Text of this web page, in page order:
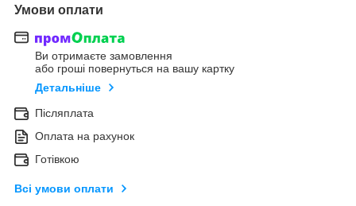
Умови оплати
Ви отримаєте замовлення
або гроші повернуться на вашу картку
Детальніше
Післяплата
Оплата на рахунок
Готівкою
Всі умови оплати